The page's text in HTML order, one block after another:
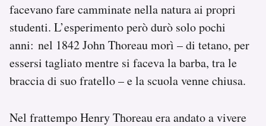
facevano fare camminate nella natura ai propri
studenti. L’esperimento però durò solo pochi
anni: nel 1842 John Thoreau morì – di tetano, per
essersi tagliato mentre si faceva la barba, tra le
braccia di suo fratello – e la scuola venne chiusa.
Nel frattempo Henry Thoreau era andato a vivere